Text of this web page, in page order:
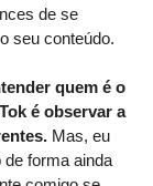
de se
seu conteúdo.
quem é o
é observar a
Mas, eu
forma ainda